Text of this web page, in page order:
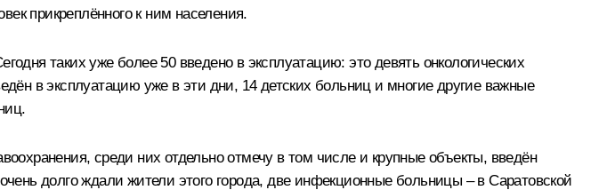
прикреплённого к ним населения.
таких уже более 50 введено в эксплуатацию: это девять онкологических
в эксплуатацию уже в эти дни, 14 детских больниц и многие другие важные
среди них отдельно отмечу в том числе и крупные объекты, введён
долго ждали жители этого города, две инфекционные больницы – в Саратовской